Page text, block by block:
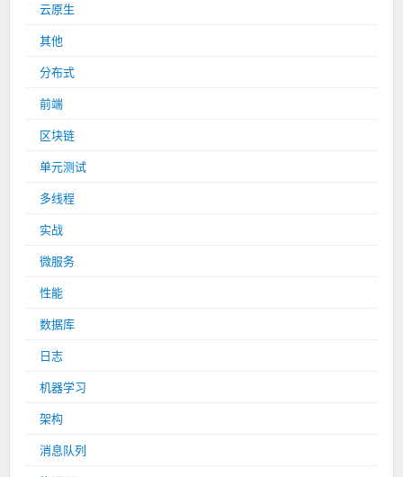
云原生
其他
分布式
前端
区块链
单元测试
多线程
实战
微服务
性能
数据库
日志
机器学习
架构
消息队列